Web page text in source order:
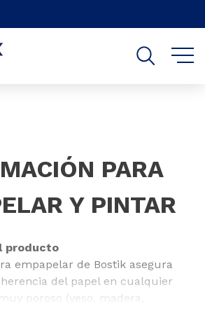
PARA
Y PINTAR
producto
empapelar de Bostik asegura
del papel en cualquier
poroso (yeso, madera,
poroso (restos de pintura,